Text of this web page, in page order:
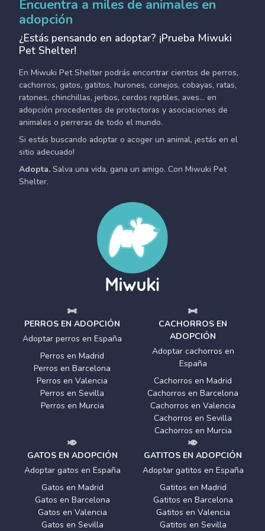
Encuentra a miles de animales en
adopción
¿Estás pensando en adoptar? ¡Prueba Miwuki
Pet Shelter!
En Miwuki Pet Shelter podrás encontrar cientos de perros,
cachorros, gatos, gatitos, hurones, conejos, cobayas, ratas,
ratones, chinchillas, jerbos, cerdos reptiles, aves... en
adopción procedentes de protectoras y asociaciones de
animales o perreras de todo el mundo.
Si estás buscando adoptar o acoger un animal, ¡estás en el
sitio adecuado!
Adopta. Salva una vida, gana un amigo. Con Miwuki Pet
Shelter.
PERROS EN ADOPCIÓN
Adoptar perros en España
Perros en Madrid
Perros en Barcelona
Perros en Valencia
Perros en Sevilla
Perros en Murcia
CACHORROS EN
ADOPCIÓN
Adoptar cachorros en
España
Cachorros en Madrid
Cachorros en Barcelona
Cachorros en Valencia
Cachorros en Sevilla
Cachorros en Murcia
GATOS EN ADOPCIÓN
Adoptar gatos en España
Gatos en Madrid
Gatos en Barcelona
Gatos en Valencia
Gatos en Sevilla
GATITOS EN ADOPCIÓN
Adoptar gatitos en España
Gatitos en Madrid
Gatitos en Barcelona
Gatitos en Valencia
Gatitos en Sevilla